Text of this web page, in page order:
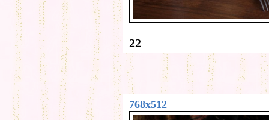
22
768x512